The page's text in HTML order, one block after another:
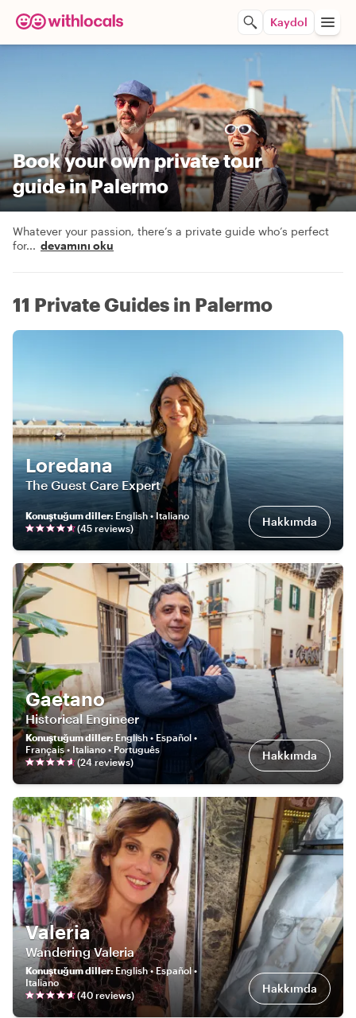
Kaydol
Book your own private tour
guide in Palermo
Whatever your passion, there’s a private guide who’s perfect
for... devamını oku
11 Private Guides in Palermo
Loredana
The Guest Care Expert
Konuştuğum diller: English • Italiano
(45 reviews) Hakkımda
Gaetano
Historical Engineer
Konuştuğum diller: English • Español •
Français • Italiano • Português
(24reviews) Hakkımda
Valeria
Wandering Valeria
Konuştuğum diller:English • Español •
Italiano
(40reviews) Hakkımda